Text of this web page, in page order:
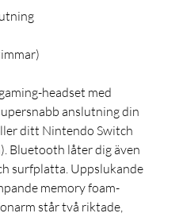
headset med
anslutning din
ditt Nintendo Switch
Bluetooth låter dig även
surfplatta. Uppslukande
memory foam-
står två riktade,